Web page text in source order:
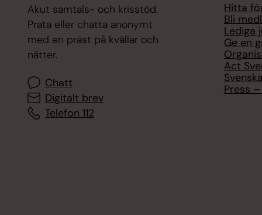
Akut samtals- och krisstöd.
Prata eller chatta anonymt
med en präst på kvällar och
nätter.
Chatt
Digitalt brev
Telefon 112
Hitta
Bli
Lediga
Ge en
Act
Press